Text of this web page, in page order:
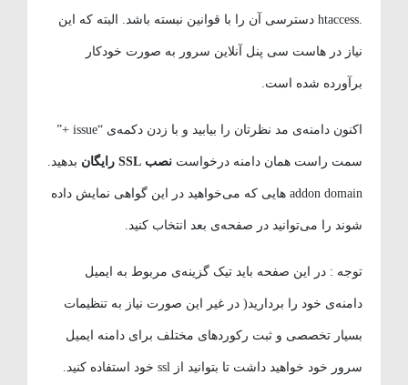
.htaccess دسترسی آن را با قوانین نبسته باشد. البته که این
نیاز در هاست سی پنل آنلاین سرور به صورت خودکار
برآورده شده است.
اکنون دامنه‌ی مد نظرتان را بیابید و با زدن دکمه‌ی “issue +”
سمت راست همان دامنه درخواستنصب SSL رایگان بدهید.
addon domain هایی که می‌خواهید در این گواهی نمایش داده
شوند را می‌توانید در صفحه‌ی بعد انتخاب کنید.
توجه : در این صفحه باید تیک گزینه‌ی مربوط به ایمیل
دامنه‌ی خود را بردارید( در غیر این صورت نیاز به تنظیمات
بسیار تخصصی و ثبت رکوردهای مختلف برای دامنه ایمیل
سرور خود خواهید داشت تا بتوانید از ssl خود استفاده کنید.